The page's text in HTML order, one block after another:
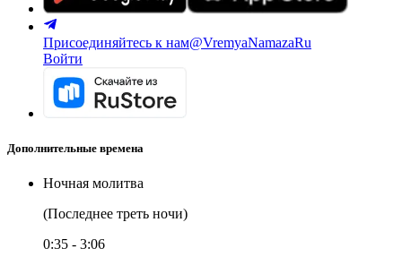
Присоединяйтесь к нам@VremyaNamazaRu
Войти
Дополнительные времена
Ночная молитва
(Последнее треть ночи)
0:35 - 3:06